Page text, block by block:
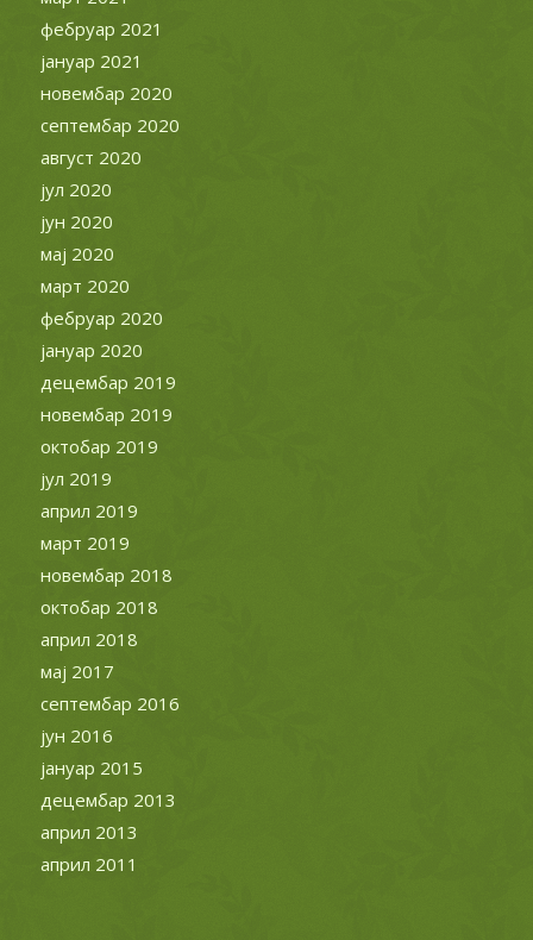
фебруар 2021
јануар 2021
новембар 2020
септембар 2020
август 2020
јул 2020
јун 2020
мај 2020
март 2020
фебруар 2020
јануар 2020
децембар 2019
новембар 2019
октобар 2019
јул 2019
април 2019
март 2019
новембар 2018
октобар 2018
април 2018
мај 2017
септембар 2016
јун 2016
јануар 2015
децембар 2013
април 2013
април 2011